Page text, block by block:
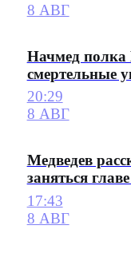
8 АВГ
Начмед
смертельные
20:29
8 АВГ
Медведев
заняться
17:43
8 АВГ